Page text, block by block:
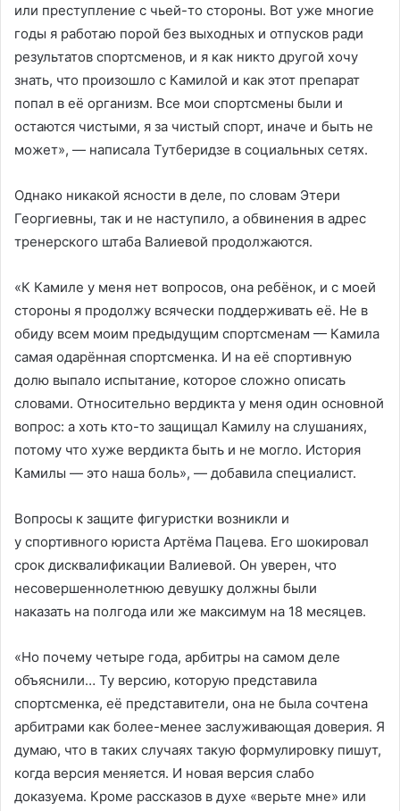
или преступление с чьей-то стороны. Вот уже многие
годы я работаю порой без выходных и отпусков ради
результатов спортсменов, и я как никто другой хочу
знать, что произошло с Камилой и как этот препарат
попал в её организм. Все мои спортсмены были и
остаются чистыми, я за чистый спорт, иначе и быть не
может», — написала Тутберидзе в социальных сетях.
Однако никакой ясности в деле, по словам Этери
Георгиевны, так и не наступило, а обвинения в адрес
тренерского штаба Валиевой продолжаются.
«К Камиле у меня нет вопросов, она ребёнок, и с моей
стороны я продолжу всячески поддерживать её. Не в
обиду всем моим предыдущим спортсменам — Камила
самая одарённая спортсменка. И на её спортивную
долю выпало испытание, которое сложно описать
словами. Относительно вердикта у меня один основной
вопрос: а хоть кто-то защищал Камилу на слушаниях,
потому что хуже вердикта быть и не могло. История
Камилы — это наша боль», — добавила специалист.
Вопросы к защите фигуристки возникли и
у спортивного юриста Артёма Пацева. Его шокировал
срок дисквалификации Валиевой. Он уверен, что
несовершеннолетнюю девушку должны были
наказать на полгода или же максимум на 18 месяцев.
«Но почему четыре года, арбитры на самом деле
объяснили… Ту версию, которую представила
спортсменка, её представители, она не была сочтена
арбитрами как более-менее заслуживающая доверия. Я
думаю, что в таких случаях такую формулировку пишут,
когда версия меняется. И новая версия слабо
доказуема. Кроме рассказов в духе «верьте мне» или